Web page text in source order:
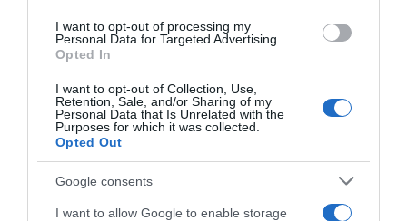
I want to opt-out of processing my
Personal Data for Targeted Advertising.
Opted In
I want to opt-out of Collection, Use,
Retention, Sale, and/or Sharing of my
Personal Data that Is Unrelated with the
Purposes for which it was collected.
Opted Out
Google consents
I want to allow Google to enable storage
Παρακαλώ Περιμένετε...
ΔΕΥΤΕΡΑ – ΡΕΜΟΣ ΑΝΤΩΝΗΣ